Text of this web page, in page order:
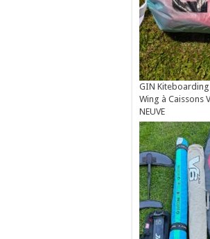
GIN
Wing à Caissons
NEUVE